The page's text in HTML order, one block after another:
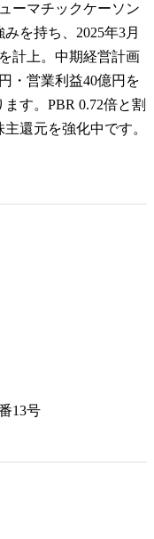
ーマチックケーソン
を持ち、2025年3月
計上。中期経営計画
・営業利益40億円を
す。PBR 0.72倍と割
還元を強化中です。
13号